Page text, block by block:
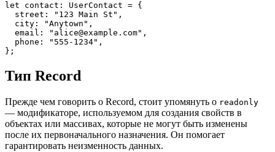
let contact: UserContact = {
  street: "123 Main St",
  city: "Anytown",
  email: "alice@example.com",
  phone: "555-1234",
};
Тип Record
Прежде чем говорить о Record, стоит упомянуть о readonly
— модификаторе, используемом для создания свойств в
объектах или массивах, которые не могут быть изменены
после их первоначального назначения. Он помогает
гарантировать неизменность данных.